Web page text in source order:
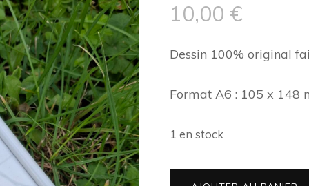
10,00 €
Dessin 100% original
Format A6 : 105 x 148
1 en stock
quantité